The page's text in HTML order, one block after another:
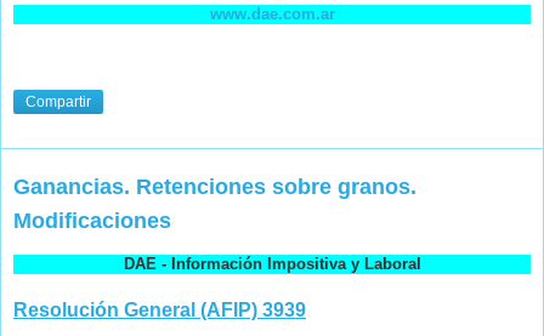
www.dae.com.ar
Compartir
Ganancias. Retenciones sobre granos.
Modificaciones
DAE - Información Impositiva y Laboral
Resolución General (AFIP) 3939